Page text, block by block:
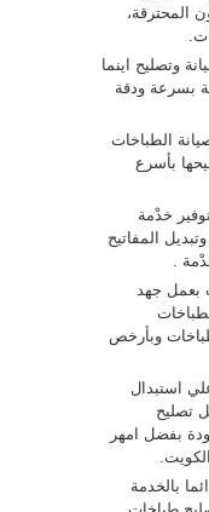
المحترقة،
وتصليح اينما
بسرعة ودقة
الطباخات
بأسرع
خدْمة
المفاتيح
.
بعمل جهد
وبأرخص
استبدال
تصليح
بفضل امهر
بالخدمة